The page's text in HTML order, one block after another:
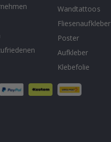
Wandtattoos
Fliesenaufkleber
Poster
Aufkleber
Klebefolie